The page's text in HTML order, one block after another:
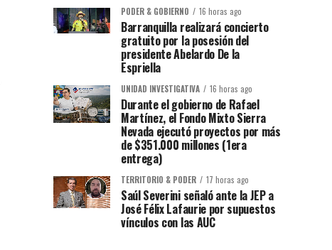
PODER & GOBIERNO 16 horas ago
Barranquilla realizará concierto
gratuito por la posesión del
presidente Abelardo De la
Espriella
UNIDAD INVESTIGATIVA 16 horas ago
Durante el gobierno de Rafael
Martínez, el Fondo Mixto Sierra
Nevada ejecutó proyectos por más
de $351.000 millones (1era
entrega)
TERRITORIO & PODER 17 horas ago
Saúl Severini señaló ante la JEP a
José Félix Lafaurie por supuestos
vínculos con las AUC